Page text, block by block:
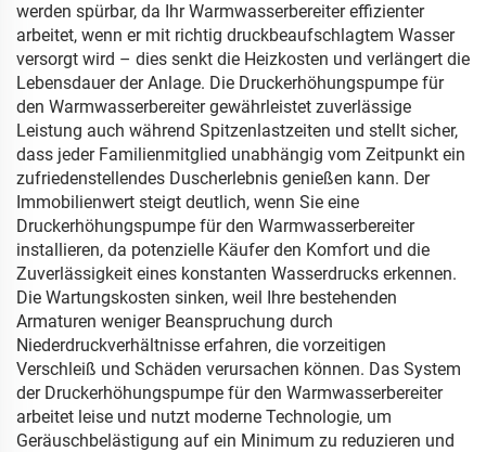
werden spürbar, da Ihr Warmwasserbereiter effizienter
arbeitet, wenn er mit richtig druckbeaufschlagtem Wasser
versorgt wird – dies senkt die Heizkosten und verlängert die
Lebensdauer der Anlage. Die Druckerhöhungspumpe für
den Warmwasserbereiter gewährleistet zuverlässige
Leistung auch während Spitzenlastzeiten und stellt sicher,
dass jeder Familienmitglied unabhängig vom Zeitpunkt ein
zufriedenstellendes Duscherlebnis genießen kann. Der
Immobilienwert steigt deutlich, wenn Sie eine
Druckerhöhungspumpe für den Warmwasserbereiter
installieren, da potenzielle Käufer den Komfort und die
Zuverlässigkeit eines konstanten Wasserdrucks erkennen.
Die Wartungskosten sinken, weil Ihre bestehenden
Armaturen weniger Beanspruchung durch
Niederdruckverhältnisse erfahren, die vorzeitigen
Verschleiß und Schäden verursachen können. Das System
der Druckerhöhungspumpe für den Warmwasserbereiter
arbeitet leise und nutzt moderne Technologie, um
Geräuschbelästigung auf ein Minimum zu reduzieren und